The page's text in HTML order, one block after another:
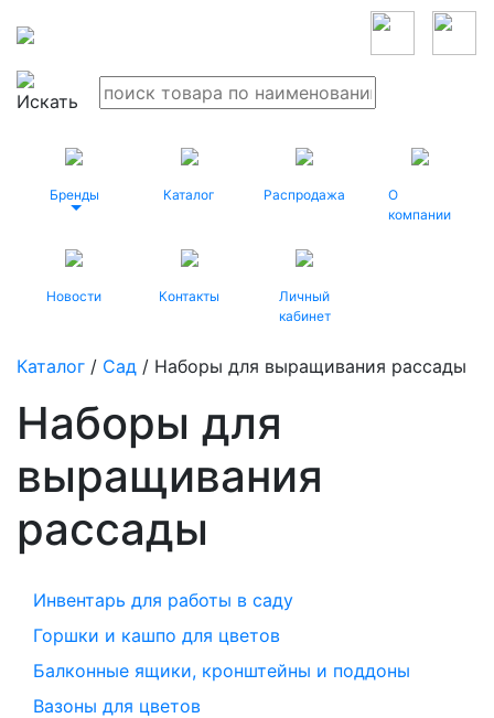
Бренды Каталог Распродажа
О
компании
Новости Контакты
Личный
кабинет
Каталог / Сад / Наборы для выращивания рассады
Наборы для
выращивания
рассады
Инвентарь для работы в саду
Горшки и кашпо для цветов
Балконные ящики, кронштейны и поддоны
Вазоны для цветов